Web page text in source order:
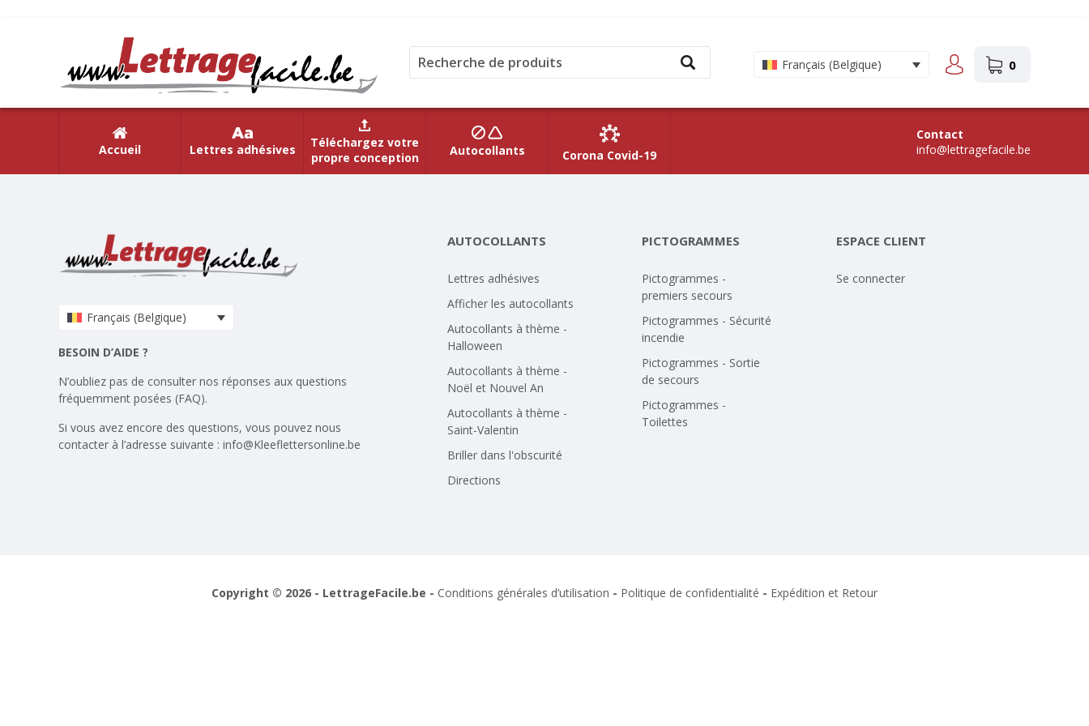
Français (Belgique) 0
Accueil Lettres adhésives
Téléchargez votre
propre conception
Autocollants Corona Covid-19
Contact
info@lettragefacile.be
Français (Belgique)
BESOIN D’AIDE ?
N’oubliez pas de consulter nos réponses aux questions
fréquemment posées (FAQ).
Si vous avez encore des questions, vous pouvez nous
contacter à l’adresse suivante : info@Kleeflettersonline.be
AUTOCOLLANTS
Lettres adhésives
Afficher les autocollants
Autocollants à thème -
Halloween
Autocollants à thème -
Noël et Nouvel An
Autocollants à thème -
Saint-Valentin
Briller dans l'obscurité
Directions
PICTOGRAMMES
Pictogrammes -
premiers secours
Pictogrammes - Sécurité
incendie
Pictogrammes - Sortie
de secours
Pictogrammes -
Toilettes
ESPACE CLIENT
Se connecter
Copyright © 2026 - LettrageFacile.be - Conditions générales d’utilisation - Politique de confidentialité - Expédition et Retour